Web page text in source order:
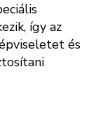
így az
és